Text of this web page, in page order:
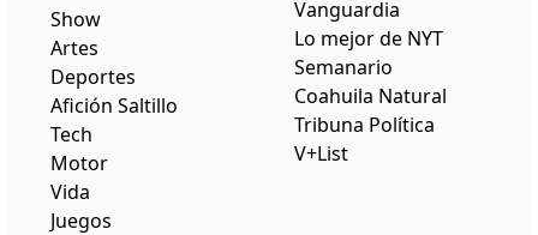
Show
Artes
Deportes
Afición Saltillo
Tech
Motor
Vida
Juegos
Vanguardia
Lo mejor de NYT
Semanario
Coahuila Natural
Tribuna Política
V+List